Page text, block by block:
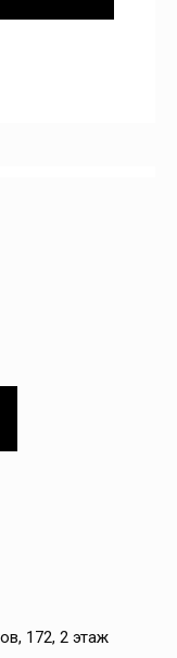
172, 2 этаж